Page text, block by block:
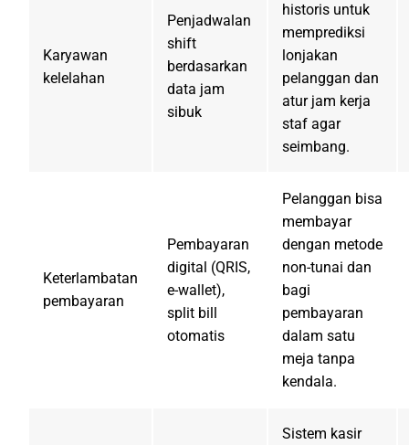
Karyawan
kelelahan
Penjadwalan
shift
berdasarkan
data jam
sibuk
historis untuk
memprediksi
lonjakan
pelanggan dan
atur jam kerja
staf agar
seimbang.
Keterlambatan
pembayaran
Pembayaran
digital (QRIS,
e-wallet),
split bill
otomatis
Pelanggan bisa
membayar
dengan metode
non-tunai dan
bagi
pembayaran
dalam satu
meja tanpa
kendala.
Sistem kasir